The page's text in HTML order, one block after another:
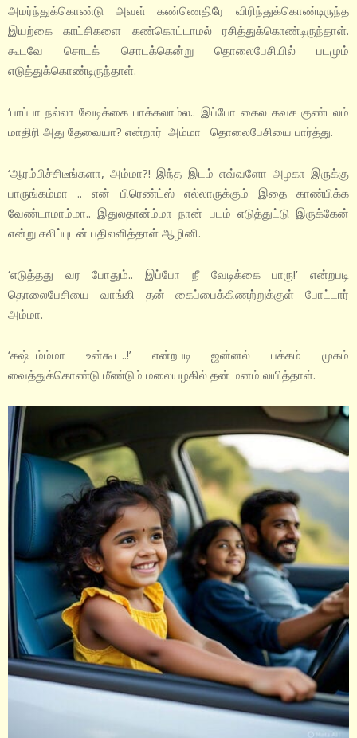
அமர்ந்துக்கொண்டு அவள் கண்ணெதிரே விரிந்துக்கொண்டிருந்த
இயற்கை காட்சிகளை கண்கொட்டாமல் ரசித்துக்கொண்டிருந்தாள்.
கூடவே சொடக் சொடக்கென்று தொலைபேசியில் படமும்
எடுத்துக்கொண்டிருந்தாள்.
‘பாப்பா நல்லா வேடிக்கை பாக்கலாம்ல.. இப்போ கைல கவச குண்டலம்
மாதிரி அது தேவையா? என்றார் அம்மா தொலைபேசியை பார்த்து.
‘ஆரம்பிச்சிடீங்களா, அம்மா?! இந்த இடம் எவ்வளோ அழகா இருக்கு
பாருங்கம்மா .. என் பிரெண்ட்ஸ் எல்லாருக்கும் இதை காண்பிக்க
வேண்டாமாம்மா.. இதுலதான்ம்மா நான் படம் எடுத்துட்டு இருக்கேன்
என்று சலிப்புடன் பதிலளித்தாள் ஆழினி.
‘எடுத்தது வர போதும்.. இப்போ நீ வேடிக்கை பாரு!’ என்றபடி
தொலைபேசியை வாங்கி தன் கைப்பைக்கிணற்றுக்குள் போட்டார்
அம்மா.
‘கஷ்டம்ம்மா உன்கூட..!’ என்றபடி ஜன்னல் பக்கம் முகம்
வைத்துக்கொண்டு மீண்டும் மலையழகில் தன் மனம் லயித்தாள்.